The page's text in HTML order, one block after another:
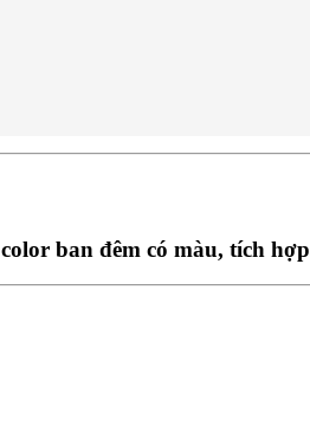
ban đêm có màu, tích